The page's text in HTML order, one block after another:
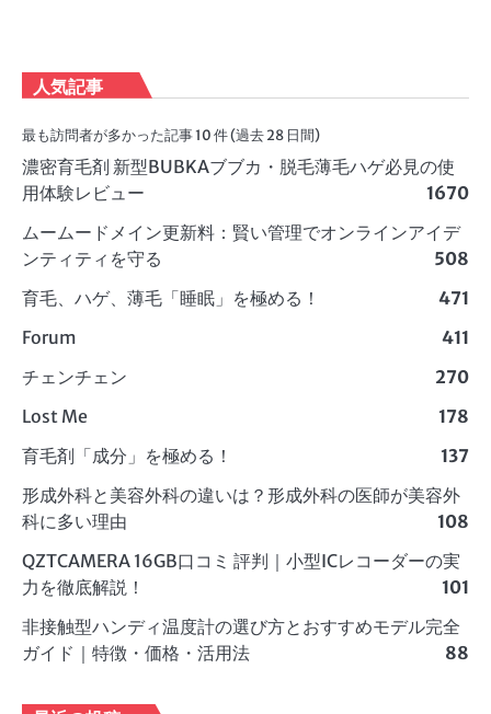
人気記事
最も訪問者が多かった記事 10 件 (過去 28 日間)
濃密育毛剤 新型BUBKAブブカ・脱毛薄毛ハゲ必見の使
用体験レビュー
1670
ムームードメイン更新料：賢い管理でオンラインアイデ
ンティティを守る
508
育毛、ハゲ、薄毛「睡眠」を極める！
471
Forum
411
チェンチェン
270
Lost Me
178
育毛剤「成分」を極める！
137
形成外科と美容外科の違いは？形成外科の医師が美容外
科に多い理由
108
QZTCAMERA 16GB口コミ 評判｜小型ICレコーダーの実
力を徹底解説！
101
非接触型ハンディ温度計の選び方とおすすめモデル完全
ガイド｜特徴・価格・活用法
88